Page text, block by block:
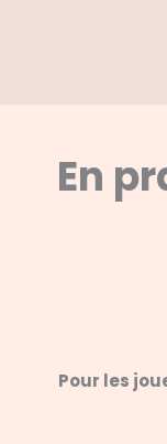
En
Pour les